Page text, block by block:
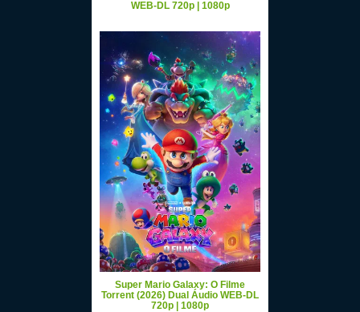
WEB-DL 720p | 1080p
Super Mario Galaxy: O Filme
Torrent (2026) Dual Áudio WEB-DL
720p | 1080p